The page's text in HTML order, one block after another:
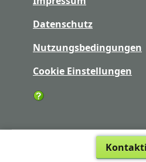
Datenschutz
Nutzungsbedingungen
Cookie Einstellungen